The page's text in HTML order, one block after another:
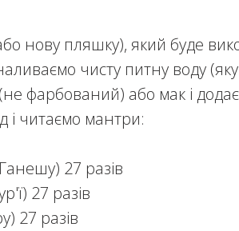
нову пляшку), який буде
чисту питну воду
фарбований) або мак і
і читаємо мантри:
27 разів
27 разів
27 разів